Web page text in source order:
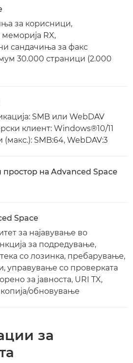
за корисници,
меморија RX,
сандачиња за факс
30.000 страници (2.000
SMB или WebDAV
клиент: Windows®10/11
SMB:64, WebDAV:3
на Advanced Space
Space
за најавување во
за подредување,
со лозинка, пребарување,
управување со проверката
за јавноста, URI TX,
обновување
за